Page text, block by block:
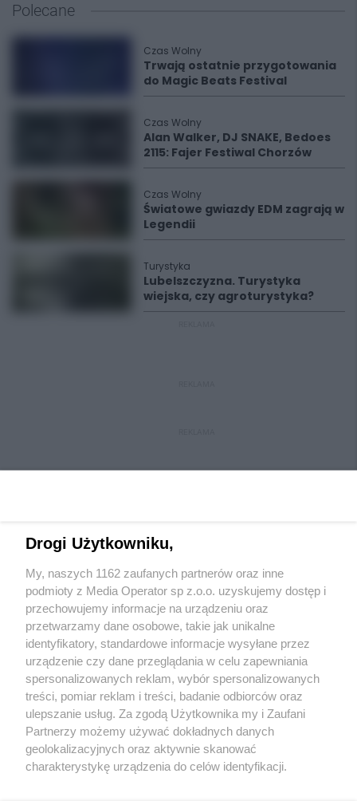
Polecane
Czas Wolny
Trwają ostatnie przygotowania
do Magic Beats Festival
Czas Wolny
Alan Walker, DJ SNAKE, Bedoes
2115: Fajer Festiwal Chorzów
Czas Wolny
Światowe gwiazdy EDM zagrają w
Legendii
Turystyka
Lubelszczyzna. Turystyka
wiejska, czy agroturystyka?
Wydawca mediówlokalnych
Nie zapomnij
zapoznać się z:
polityką prywatności
Twojemiasto
Piekary Śląskie
Chorzów
Tarnowskie Góry
Skontakuj sięz nami
Kontakt
Redakcja
Newsletter
Drogi Użytkowniku,
My, naszych 1162 zaufanych partnerów oraz inne
podmioty z Media Operator sp z.o.o. uzyskujemy dostęp i
przechowujemy informacje na urządzeniu oraz
przetwarzamy dane osobowe, takie jak unikalne
identyfikatory, standardowe informacje wysyłane przez
urządzenie czy dane przeglądania w celu zapewniania
spersonalizowanych reklam, wybór spersonalizowanych
treści, pomiar reklam i treści, badanie odbiorców oraz
ulepszanie usług. Za zgodą Użytkownika my i Zaufani
Partnerzy możemy używać dokładnych danych
geolokalizacyjnych oraz aktywnie skanować
charakterystykę urządzenia do celów identyfikacji.